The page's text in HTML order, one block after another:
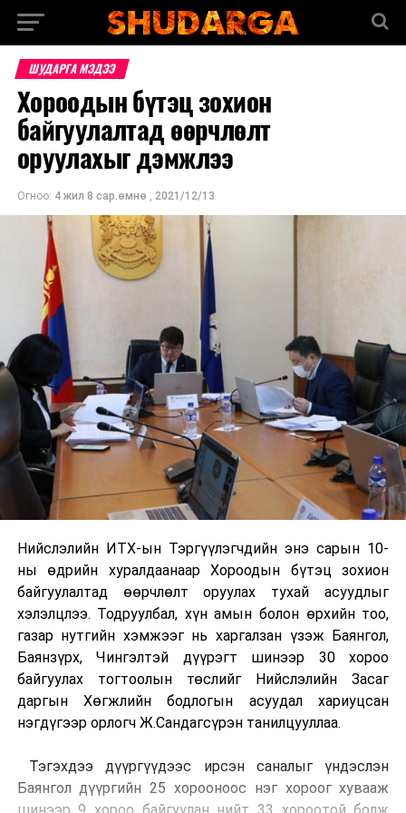
ШУДАРГА МЭДЭЭ
Хороодын бүтэц зохион
байгуулалтад өөрчлөлт
оруулахыг дэмжлээ
Огноо: 4 жил 8 сар.өмнө , 2021/12/13
Нийслэлийн ИТХ-ын Тэргүүлэгчдийн энэ сарын 10-
ны өдрийн хуралдаанаар Хороодын бүтэц зохион
байгуулалтад өөрчлөлт оруулах тухай асуудлыг
хэлэлцлээ. Тодруулбал, хүн амын болон өрхийн тоо,
газар нутгийн хэмжээг нь харгалзан үзэж Баянгол,
Баянзүрх, Чингэлтэй дүүрэгт шинээр 30 хороо
байгуулах тогтоолын төслийг Нийслэлийн Засаг
даргын Хөгжлийн бодлогын асуудал хариуцсан
нэгдүгээр орлогч Ж.Сандагсүрэн танилцууллаа.
Тэгэхдээ дүүргүүдээс ирсэн саналыг үндэслэн
Баянгол дүүргийн 25 хорооноос нэг хороог хувааж